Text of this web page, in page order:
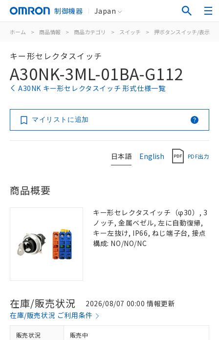
制御機器 Japan
ホーム > 商品情報 > 商品カテゴリ > スイッチ > 押ボタンスイッチ/表示灯
キー形セレクタスイッチ
A30NK-3ML-01BA-G112
A30NK キー形セレクタスイッチ 形式仕様一覧
マイリストに追加
日本語 English PDF出力
商品概要
キー形セレクタスイッチ（φ30）, 3
ノッチ, 金属ベゼル, 左に自動復帰,
キー左抜け, IP66, ねじ端子台, 接点
構成: NO/NO/NC
在庫/販売状況
2026/08/07 00:00 情報更新
在庫/販売状況 ご利用条件
販売状況 販売中